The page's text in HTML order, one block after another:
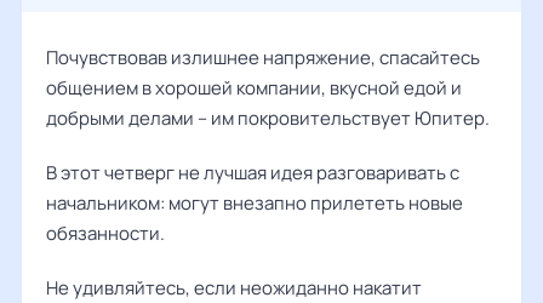
Почувствовав излишнее напряжение, спасайтесь
общением в хорошей компании, вкусной едой и
добрыми делами – им покровительствует Юпитер.
В этот четверг не лучшая идея разговаривать с
начальником: могут внезапно прилететь новые
обязанности.
Не удивляйтесь, если неожиданно накатит